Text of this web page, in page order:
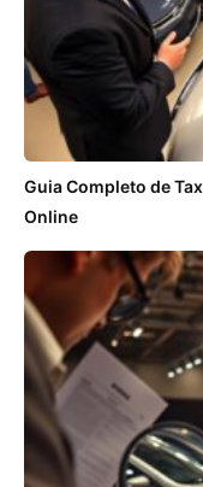
Guia Completo de
Online